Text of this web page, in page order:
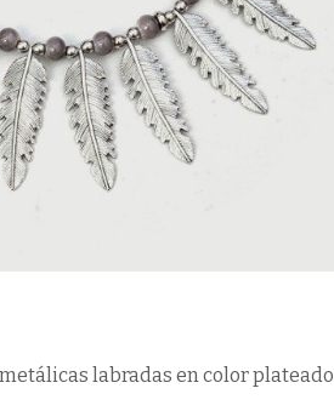
labradas en color plateado